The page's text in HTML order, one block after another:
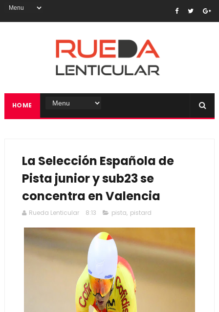
HOME
La Selección Española de
Pista junior y sub23 se
concentra en Valencia
Rueda Lenticular 8:13 pista, pistard